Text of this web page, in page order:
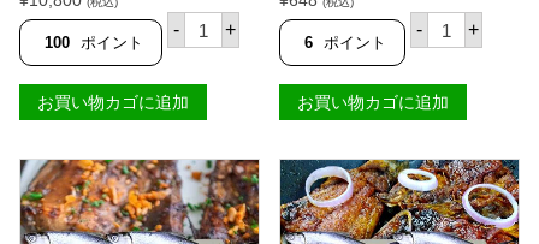
F
S
E
R
R
M
S
】
100 ポイント
- バ
ゴ
ー
ル
0
0
6
0
+
お買い物カゴに追加
6 ポイント
- バ
ゴ
ー
ル
0
0
-
6
0
+
お買い物カゴに追加